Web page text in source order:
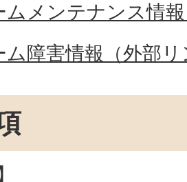
ムメンテナンス情
ム障害情報（外部